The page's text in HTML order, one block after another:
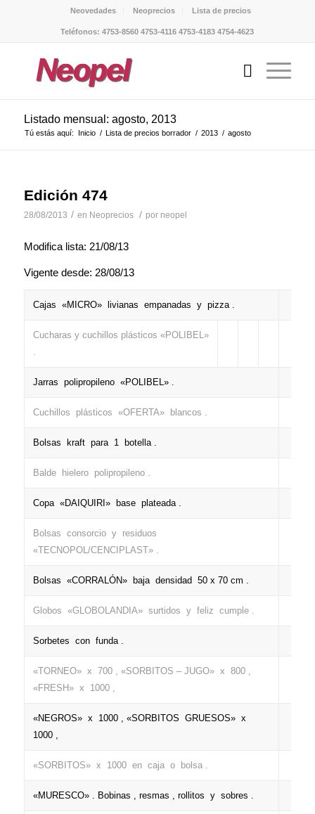
Neovedades Neoprecios Lista de precios
Teléfonos: 4753-8560 4753-4116 4753-4183 4754-4623
Listado mensual: agosto, 2013
Tú estás aquí: Inicio / Lista de precios borrador / 2013 / agosto
Edición 474
28/08/2013 / en Neoprecios / por neopel
Modifica lista: 21/08/13
Vigente desde: 28/08/13
Cajas «MICRO» livianas empanadas y pizza .
Cucharas y cuchillos plásticos «POLIBEL»
.
Jarras polipropileno «POLIBEL» .
Cuchillos plásticos «OFERTA» blancos .
Bolsas kraft para 1 botella .
Balde hielero polipropileno .
Copa «DAIQUIRI» base plateada .
Bolsas consorcio y residuos
«TECNOPOL/CENCIPLAST» .
Bolsas «CORRALÓN» baja densidad 50 x 70 cm .
Globos «GLOBOLANDIA» surtidos y feliz cumple .
Sorbetes con funda .
«TORNEO» x 700 , «SORBITOS – JUGO» x 800 ,
«FRESH» x 1000 ,
«NEGROS» x 1000 , «SORBITOS GRUESOS» x
1000 ,
«SORBITOS» x 1000 en caja o bolsa .
«MURESCO» . Bobinas , resmas , rollitos y sobres .